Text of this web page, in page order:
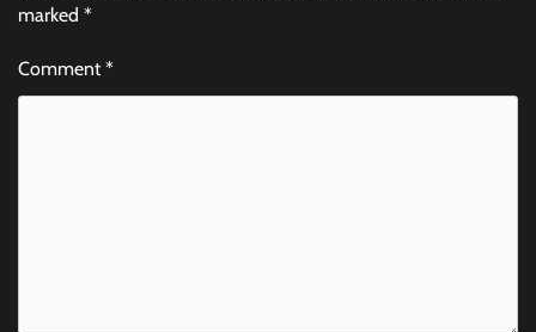
marked *
Comment*